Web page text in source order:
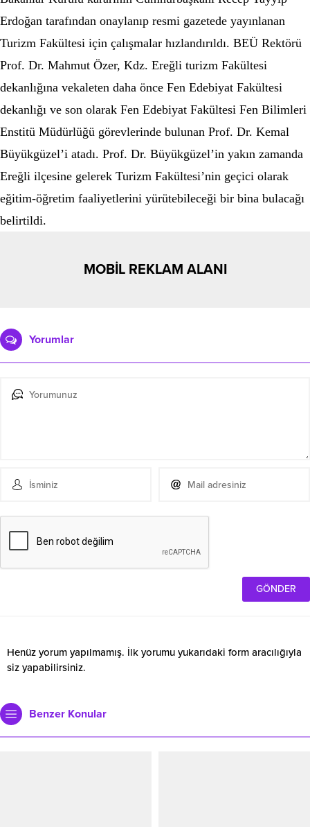
Erdoğan tarafından onaylanıp resmi gazetede yayınlanan
Turizm Fakültesi için çalışmalar hızlandırıldı. BEÜ Rektörü
Prof. Dr. Mahmut Özer, Kdz. Ereğli turizm Fakültesi
dekanlığına vekaleten daha önce Fen Edebiyat Fakültesi
dekanlığı ve son olarak Fen Edebiyat Fakültesi Fen Bilimleri
Enstitü Müdürlüğü görevlerinde bulunan Prof. Dr. Kemal
Büyükgüzel’i atadı. Prof. Dr. Büyükgüzel’in yakın zamanda
Ereğli ilçesine gelerek Turizm Fakültesi’nin geçici olarak
eğitim-öğretim faaliyetlerini yürütebileceği bir bina bulacağı
belirtildi.
MOBİL REKLAM ALANI
Yorumlar
Henüz yorum yapılmamış. İlk yorumu yukarıdaki form aracılığıyla
siz yapabilirsiniz.
Benzer Konular